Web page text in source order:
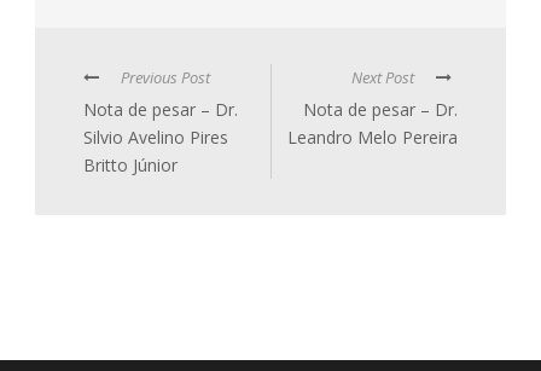
Previous Post
Nota de pesar – Dr.
Silvio Avelino Pires
Britto Júnior
Next Post
Nota de pesar – Dr.
Leandro Melo Pereira